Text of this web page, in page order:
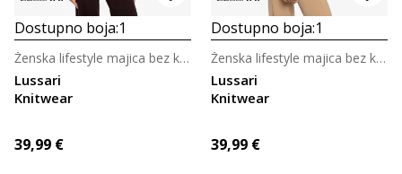
Dostupno boja:1
Lussari
Knitwear
Ženska lifestyle majica bez kragne
39,99 €
Dostupno boja:1
Lussari
Knitwear
Ženska lifestyle majica bez kragne
39,99 €